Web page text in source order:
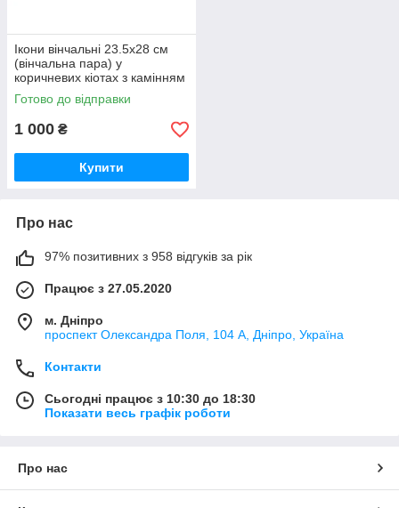
Ікони вінчальні 23.5х28 см
(вінчальна пара) у
коричневих кіотах з камінням
Готово до відправки
1 000 ₴
Купити
Про нас
97% позитивних з 958 відгуків за рік
Працює з 27.05.2020
м. Дніпро
проспект Олександра Поля, 104 А, Дніпро, Україна
Контакти
Сьогодні працює з 10:30 до 18:30
Показати весь графік роботи
Про нас